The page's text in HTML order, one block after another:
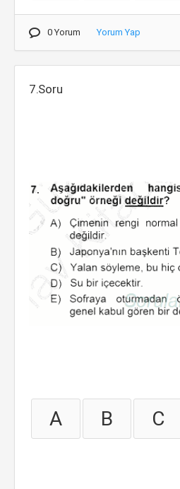
0 Yorum Yorum Yap
7.Soru
A B C